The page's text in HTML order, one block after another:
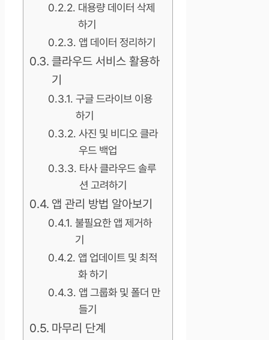
대용량 데이터 삭제
하기
앱 데이터 정리하기
클라우드 서비스 활용하
기
구글 드라이브 이용
하기
사진 및 비디오 클라
우드 백업
타사 클라우드 솔루
션 고려하기
앱 관리 방법 알아보기
불필요한 앱 제거하
기
앱 업데이트 및 최적
화 하기
앱 그룹화 및 폴더 만
들기
마무리 단계